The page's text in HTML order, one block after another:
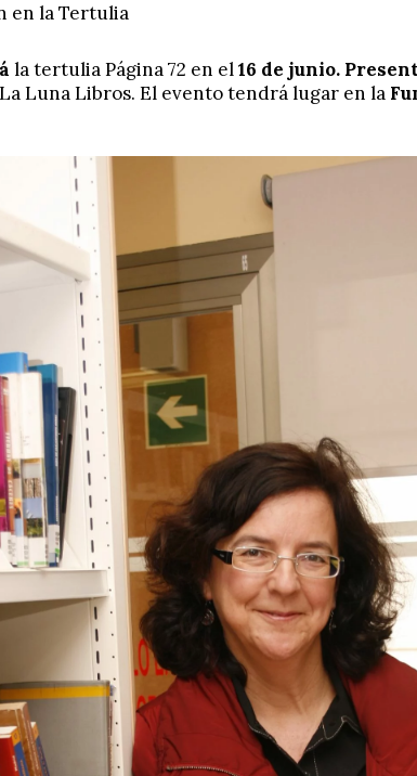
en la Tertulia
la tertulia Página 72 en el16 de junio.
Luna Libros. El evento tendrá lugar en la